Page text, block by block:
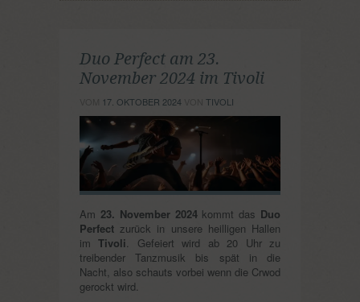
Duo Perfect am 23.
November 2024 im Tivoli
17. OKTOBER 2024 TIVOLI
Am 23. November 2024kommt das Duo
Perfect zurück in unsere heilligen Hallen
imTivoli. Gefeiert wird ab 20 Uhr zu
treibender Tanzmusik bis spät in die
Nacht, also schauts vorbei wenn die Crwod
gerockt wird.